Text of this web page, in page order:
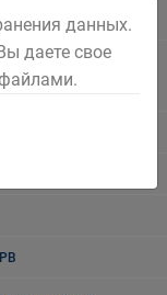
и религиозных
округа
данных.
даете свое